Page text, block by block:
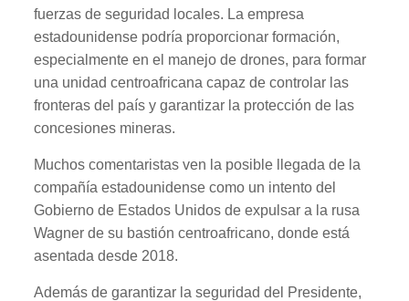
fuerzas de seguridad locales. La empresa
estadounidense podría proporcionar formación,
especialmente en el manejo de drones, para formar
una unidad centroafricana capaz de controlar las
fronteras del país y garantizar la protección de las
concesiones mineras.
Muchos comentaristas ven la posible llegada de la
compañía estadounidense como un intento del
Gobierno de Estados Unidos de expulsar a la rusa
Wagner de su bastión centroafricano, donde está
asentada desde 2018.
Además de garantizar la seguridad del Presidente,